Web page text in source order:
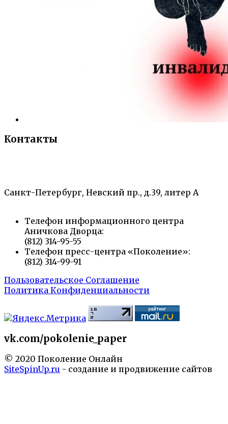
Контакты
Санкт-Петербург, Невский пр., д.39, литер А
Телефон информационного центра
Аничкова Дворца:
(812) 314-95-55
Телефон пресс-центра «Поколение»:
(812) 314-99-91
Пользовательское Соглашение
Политика Конфиденциальности
vk.com/pokolenie_paper
© 2020 Поколение Онлайн
SiteSpinUp.ru - создание и продвижение сайтов